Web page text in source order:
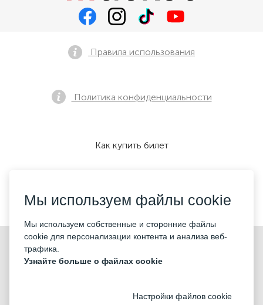
Мы используем файлы cookie
Мы используем собственные и сторонние файлы
cookie для персонализации контента и анализа веб-
трафика.
Узнайте больше о файлах cookie
Настройки файлов cookie
©2026 «KONTRAMARKA LLC» Все права защищены
Правила использования
Политика конфиденциальности
Как купить билет
Мы принимаем: